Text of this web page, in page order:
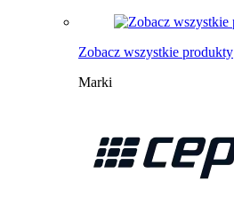
Zobacz wszystkie produkty
Marki